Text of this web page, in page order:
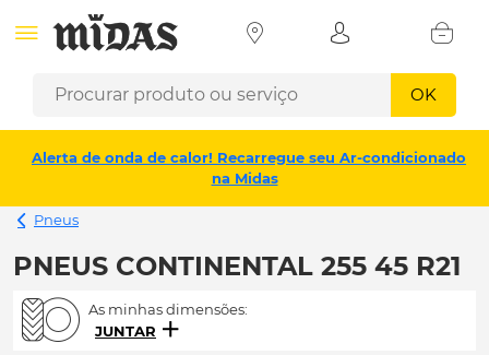
OK
Alerta de onda de calor! Recarregue seu Ar-condicionado
na Midas
Pneus
PNEUS CONTINENTAL 255 45 R21
As minhas dimensões:
JUNTAR